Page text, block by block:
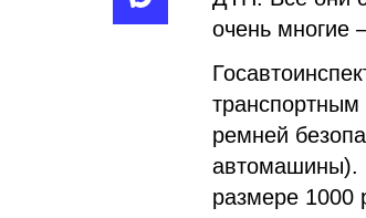
очень многие
транспортным
ремней
автомашины).
размере 1000